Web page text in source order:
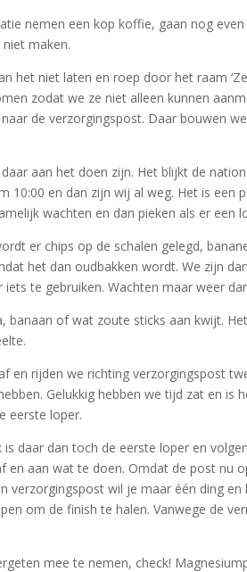
nemen een kop koffie, gaan nog
maken.
niet laten en roep door het raam
zodat we ze niet alleen kunnen
de verzorgingspost. Daar bouwen
aan het doen zijn. Het blijkt de
en dan zijn wij al weg. Het is een
wachten en dan pieken als er een
er chips op de schalen gelegd,
het dan oudbakken wordt. We zijn
te gebruiken. Wachten maar weer
of wat zoute sticks aan kwijt.
en rijden we richting verzorgingspost
Gelukkig hebben we tijd zat en is
eerste loper.
daar dan toch de eerste loper en
en aan wat te doen. Omdat de post nu
wil je maar één ding
om de finish te halen. Vanwege de
mee te nemen, check!